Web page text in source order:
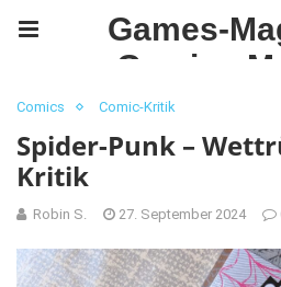
Games-
Gaming
Comics Comic-Kritik
Spider-Punk –
Kritik
Robin S. 27. September 2024